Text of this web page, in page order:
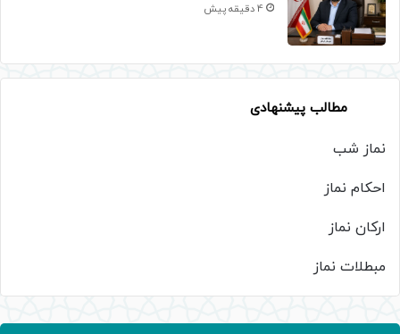
4 دقیقه پیش
مطالب پیشنهادی
نماز شب
احکام نماز
ارکان نماز
مبطلات نماز